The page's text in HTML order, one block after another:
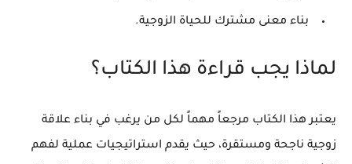
بناء معنى مشترك للحياة الزوجية.
لماذا يجب قراءة هذا الكتاب؟
يعتبر هذا الكتاب مرجعاً مهماً لكل من يرغب في بناء علاقة
زوجية ناجحة ومستقرة، حيث يقدم استراتيجيات عملية لفهم